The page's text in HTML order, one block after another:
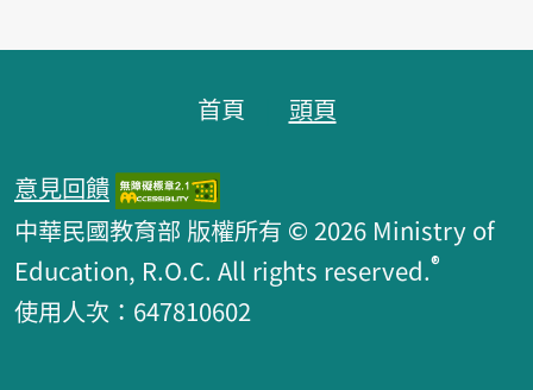
首頁 頭頁
意見回饋
中華民國教育部 版權所有 © 2026 Ministry of
Education, R.O.C. All rights reserved.®
使用人次：647810602